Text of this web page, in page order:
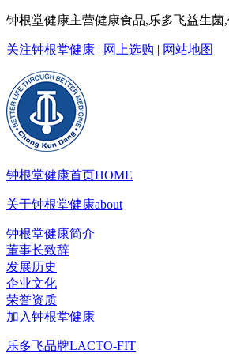
钟根堂健康主营健康食品,乐多飞益生
关注钟根堂健康 | 网上选购 | 网站地图
钟根堂健康首页HOME
关于钟根堂健康about
钟根堂健康简介
董事长致辞
发展历史
企业文化
荣誉资质
加入钟根堂健康
乐多飞品牌LACTO-FIT